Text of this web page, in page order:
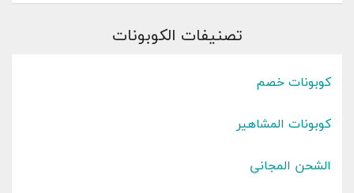
تصنيفات الكوبونات
كوبونات خصم
كوبونات المشاهير
الشحن المجاني